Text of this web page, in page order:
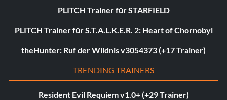
PLITCH Trainer für STARFIELD
PLITCH Trainer für S.T.A.L.K.E.R. 2: Heart of Chornobyl
theHunter: Ruf der Wildnis v3054373 (+17 Trainer)
TRENDING TRAINERS
Resident Evil Requiem v1.0+ (+29 Trainer)